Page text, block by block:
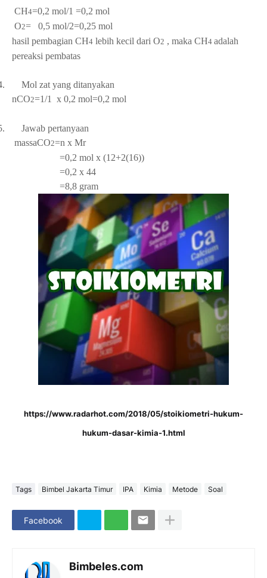
CH4=0,2 mol/1 =0,2 mol
O2= 0,5 mol/2=0,25 mol
hasil pembagian CH4 lebih kecil dari O2 , maka CH4 adalah
pereaksi pembatas
Mol zat yang ditanyakan
nCO2=1/1 x 0,2 mol=0,2 mol
Jawab pertanyaan
massaCO2=n x Mr
=0,2 mol x (12+2(16))
=0,2 x 44
=8,8 gram
https://www.radarhot.com/2018/05/stoikiometri-hukum-
hukum-dasar-kimia-1.html
Tags Bimbel Jakarta Timur IPA Kimia Metode Soal
Facebook
Bimbeles.com